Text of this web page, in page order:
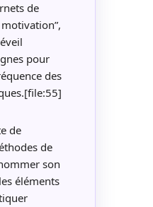
de
pour
des
de
de
son
éléments